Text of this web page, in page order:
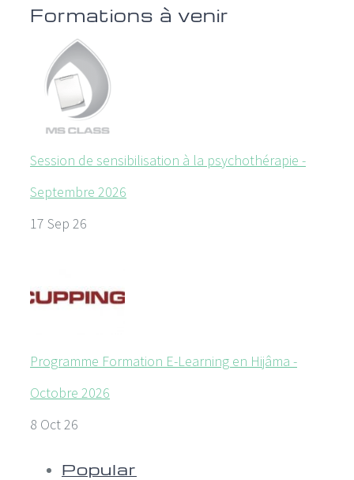
Formations à venir
Session de sensibilisation à la psychothérapie -
Septembre 2026
17 Sep 26
Programme Formation E-Learning en Hijâma -
Octobre 2026
8 Oct 26
Popular